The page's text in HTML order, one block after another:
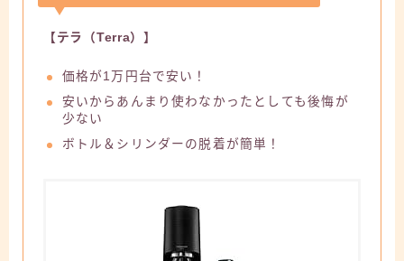
【テラ（Terra）】
価格が1万円台で安い！
安いからあんまり使わなかったとしても後悔が
少ない
ボトル＆シリンダーの脱着が簡単！